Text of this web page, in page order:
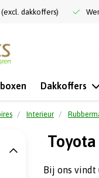
dakkoffers)
Dakkoffers
Interieur
Bij ons vindt